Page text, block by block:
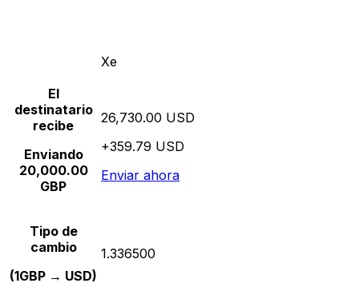
Xe
El
destinatario
recibe
Enviando
20,000.00
GBP
26,730.00 USD
+359.79 USD
Enviar ahora
Tipo de
cambio
(1GBP → USD)
1.336500